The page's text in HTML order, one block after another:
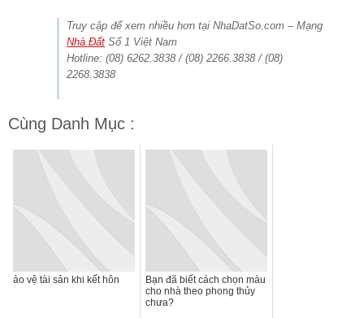
Truy cập để xem nhiều hơn tại NhaDatSo.com – Mạng
Nhà Đất Số 1 Việt Nam
Hotline: (08) 6262.3838 / (08) 2266.3838 / (08)
2268.3838
Cùng Danh Mục :
ảo vệ tài sản khi kết hôn
Bạn đã biết cách chọn màu
cho nhà theo phong thủy
chưa?